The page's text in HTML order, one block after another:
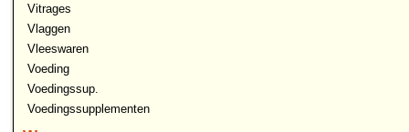
Vitrages
Vlaggen
Vleeswaren
Voeding
Voedingssup.
Voedingssupplementen